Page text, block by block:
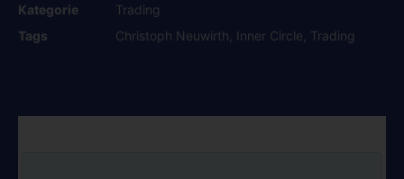
Kategorie
Trading
Tags
Christoph Neuwirth Inner Circle Trading